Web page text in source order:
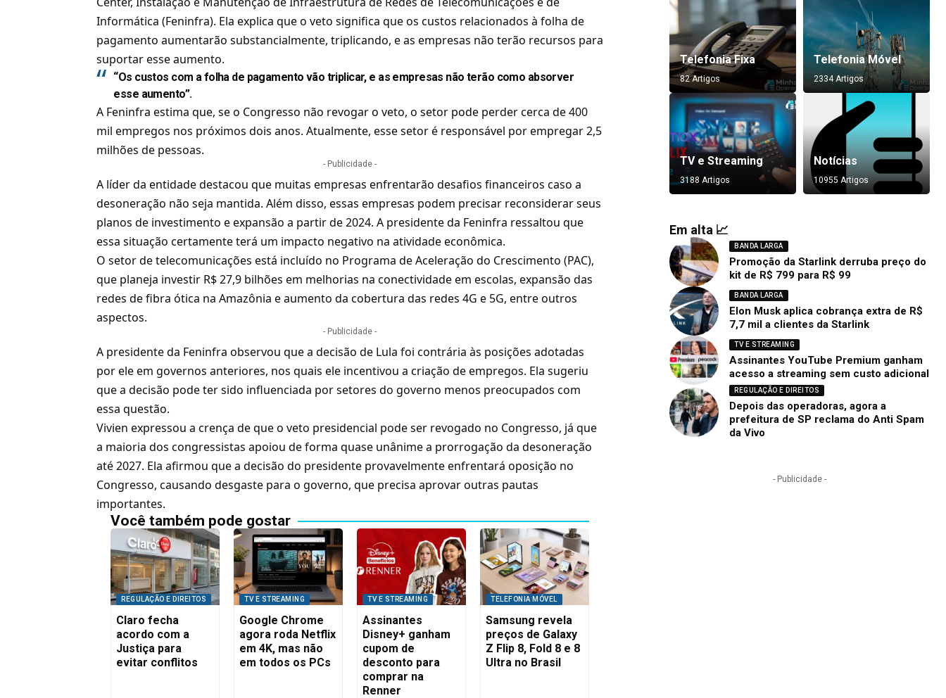
Informática (Feninfra). Ela explica que o veto significa que os custos relacionados à folha de
pagamento aumentarão substancialmente, triplicando, e as empresas não terão recursos para
suportar esse aumento.
“Os custos com a folha de pagamento vão triplicar, e as empresas não terão como absorver
esse aumento”.
A Feninfra estima que, se o Congresso não revogar o veto, o setor pode perder cerca de 400
mil empregos nos próximos dois anos. Atualmente, esse setor é responsável por empregar 2,5
milhões de pessoas.
- Publicidade -
A líder da entidade destacou que muitas empresas enfrentarão desafios financeiros caso a
desoneração não seja mantida. Além disso, essas empresas podem precisar reconsiderar seus
planos de investimento e expansão a partir de 2024. A presidente da Feninfra ressaltou que
essa situação certamente terá um impacto negativo na atividade econômica.
O setor de telecomunicações está incluído no Programa de Aceleração do Crescimento (PAC),
que planeja investir R$ 27,9 bilhões em melhorias na conectividade em escolas, expansão das
redes de fibra ótica na Amazônia e aumento da cobertura das redes 4G e 5G, entre outros
aspectos.
- Publicidade -
A presidente da Feninfra observou que a decisão de Lula foi contrária às posições adotadas
por ele em governos anteriores, nos quais ele incentivou a criação de empregos. Ela sugeriu
que a decisão pode ter sido influenciada por setores do governo menos preocupados com
essa questão.
Vivien expressou a crença de que o veto presidencial pode ser revogado no Congresso, já que
a maioria dos congressistas apoiou de forma quase unânime a prorrogação da desoneração
até 2027. Ela afirmou que a decisão do presidente provavelmente enfrentará oposição no
Congresso, causando desgaste para o governo, que precisa aprovar outras pautas
importantes.
Você também pode gostar
REGULAÇÃO E DIREITOS
Claro fecha
acordo com a
Justiça para
evitar conflitos
TV E STREAMING
Google Chrome
agora roda Netflix
em 4K, mas não
em todos os PCs
TV E STREAMING
Assinantes
Disney+ ganham
cupom de
desconto para
comprar na
Renner
TELEFONIA MÓVEL
Samsung revela
preços de Galaxy
Z Flip 8, Fold 8 e 8
Ultra no Brasil
Telefonia Fixa
82 Artigos
Telefonia Móvel
2334 Artigos
TV e Streaming
3188 Artigos
Notícias
10955 Artigos
Em alta 📈
BANDA LARGA
Promoção da Starlink derruba preço do
kit de R$ 799 para R$ 99
BANDA LARGA
Elon Musk aplica cobrança extra de R$
7,7 mil a clientes da Starlink
TV E STREAMING
Assinantes YouTube Premium ganham
acesso a streaming sem custo adicional
REGULAÇÃO E DIREITOS
Depois das operadoras, agora a
prefeitura de SP reclama do Anti Spam
da Vivo
- Publicidade -